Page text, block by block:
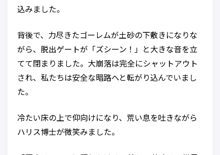
込みました。
背後で、力尽きたゴーレムが土砂の下敷きになりな
がら、脱出ゲートが「ズシーン！」と大きな音を立
てて閉まりました。大崩落は完全にシャットアウト
され、私たちは安全な暗路へと転がり込んでいまし
た。
冷たい床の上で仰向けになり、荒い息を吐きながら
ハリス博士が微笑みました。